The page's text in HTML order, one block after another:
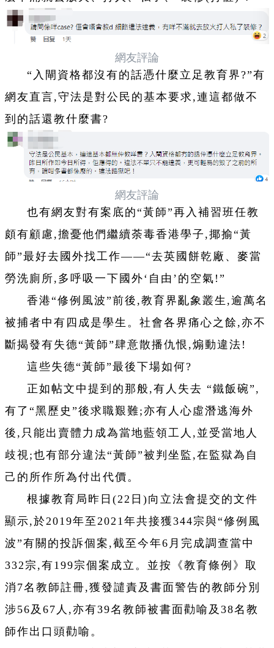
網友評論
“入閘資格都沒有的話憑什麼立足教育界?”有
網友直言,守法是對公民的基本要求,連這都做不
到的話還教什麼書?
網友評論
也有網友對有案底的“黃師”再入補習班任教
頗有顧慮,擔憂他們繼續荼毒香港學子,揶揄“黃
師”最好去國外找工作——“去英國餅乾廠、麥當
勞洗廁所,多呼吸一下國外‘自由’的空氣!”
香港“修例風波”前後,教育界亂象叢生,逾萬名
被捕者中有四成是學生。社會各界痛心之餘,亦不
斷揭發有失德“黃師”肆意散播仇恨,煽動違法!
這些失德“黃師”最後下場如何?
正如帖文中提到的那般,有人失去 “鐵飯碗”,
有了“黑歷史”後求職艱難;亦有人心虛潛逃海外
後,只能出賣體力成為當地藍領工人,並受當地人
歧視;也有部分違法“黃師”被判坐監,在監獄為自
己的所作所為付出代價。
根據教育局昨日(22日)向立法會提交的文件
顯示,於2019年至2021年共接獲344宗與“修例風
波”有關的投訴個案,截至今年6月完成調查當中
332宗,有199宗個案成立。並按《教育條例》取
消7名教師註冊,獲發譴責及書面警告的教師分別
涉56及67人,亦有39名教師被書面勸喻及38名教
師作出口頭勸喻。